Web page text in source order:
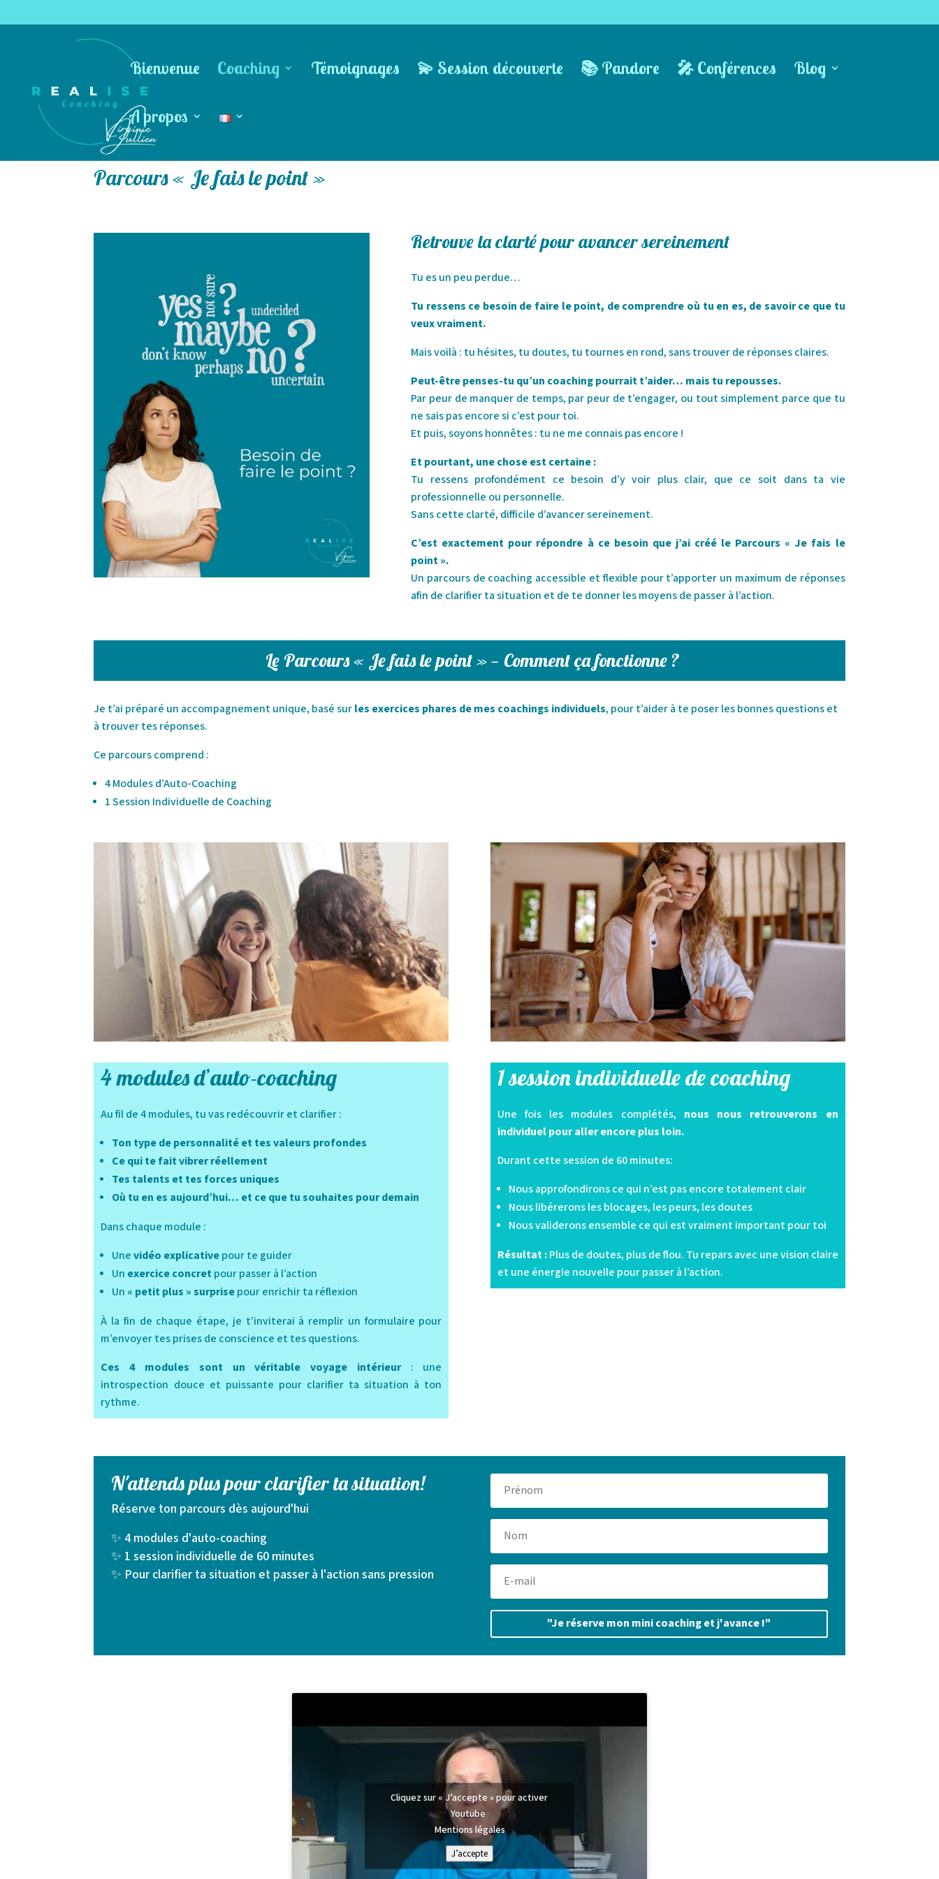
Bienvenue Coaching Témoignages 💫 Session découverte 📚 Pandore 🎤 Conférences Blog
A propos
Parcours « Je fais le point »
Retrouve la clarté pour avancer sereinement
Tu es un peu perdue…
Tu ressens ce besoin de faire le point, de comprendre où tu en es, de savoir ce que tu
veux vraiment.
Mais voilà : tu hésites, tu doutes, tu tournes en rond, sans trouver de réponses claires.
Peut-être penses-tu qu’un coaching pourrait t’aider… mais tu repousses.
Par peur de manquer de temps, par peur de t’engager, ou tout simplement parce que tu
ne sais pas encore si c’est pour toi.
Et puis, soyons honnêtes : tu ne me connais pas encore !
Et pourtant, une chose est certaine :
Tu ressens profondément ce besoin d’y voir plus clair, que ce soit dans ta vie
professionnelle ou personnelle.
Sans cette clarté, difficile d’avancer sereinement.
C’est exactement pour répondre à ce besoin que j’ai créé le Parcours « Je fais le
point ».
Un parcours de coaching accessible et flexible pour t’apporter un maximum de réponses
afin de clarifier ta situation et de te donner les moyens de passer à l’action.
Le Parcours « Je fais le point » — Comment ça fonctionne ?
Je t’ai préparé un accompagnement unique, basé surles exercices phares de mes coachings individuels, pour t’aider à te poser les bonnes questions et
à trouver tes réponses.
Ce parcours comprend :
4 Modules d’Auto-Coaching
1 Session Individuelle de Coaching
4 modules d’auto-coaching
Au fil de 4 modules, tu vas redécouvrir et clarifier :
Ton type de personnalité et tes valeurs profondes
Ce qui te fait vibrer réellement
Tes talents et tes forces uniques
Où tu en es aujourd’hui… et ce que tu souhaites pour demain
Dans chaque module :
Unevidéo explicativepour te guider
Un exercice concretpour passer à l’action
Un « petit plus » surprisepour enrichir ta réflexion
À la fin de chaque étape, je t’inviterai à remplir un formulaire pour
m’envoyer tes prises de conscience et tes questions.
Ces 4 modules sont un véritable voyage intérieur: une
introspection douce et puissante pour clarifier ta situation à ton
rythme.
1 session individuelle de coaching
Une fois les modules complétés, nous nous retrouverons en
individuel pour aller encore plus loin.
Durant cette session de 60 minutes:
Nous approfondirons ce qui n’est pas encore totalement clair
Nous libérerons les blocages, les peurs, les doutes
Nous validerons ensemble ce qui est vraiment important pour toi
Résultat :Plus de doutes, plus de flou. Tu repars avec une vision claire
et une énergie nouvelle pour passer à l’action.
N'attends plus pour clarifier ta situation!
Réserve ton parcours dès aujourd'hui
✨ 4 modules d'auto-coaching
✨ 1 session individuelle de 60 minutes
✨ Pour clarifier ta situation et passer à l'action sans pression
"Je réserve mon mini coaching et j'avance !"
Cliquez sur « J’accepte » pour activer
Youtube
Mentions légales
J’accepte